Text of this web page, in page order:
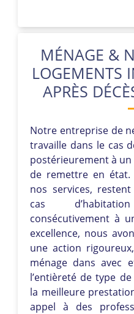
MÉNAGE &
LOGEMENTS
APRÈS
Notre entreprise de
travaille dans le cas
postérieurement à un
de remettre en état.
nos services,
cas
consécutivement à
excellence, nous
une action
ménage dans avec
l’entièreté de type
la meilleure
appel à des